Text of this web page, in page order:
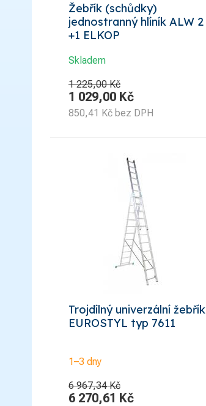
Žebřík (schůdky)
jednostranný hlíník ALW 2
+1 ELKOP
Skladem
1 225,00 Kč
1 029,00 Kč
850,41 Kč bez DPH
Trojdílný univerzální žebřík
EUROSTYL typ 7611
1–3 dny
6 967,34 Kč
6 270,61 Kč